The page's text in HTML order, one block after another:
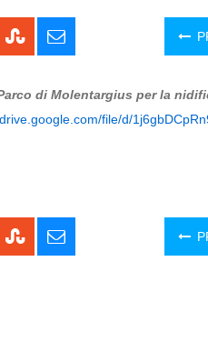
di Molentargius per la
file/d/